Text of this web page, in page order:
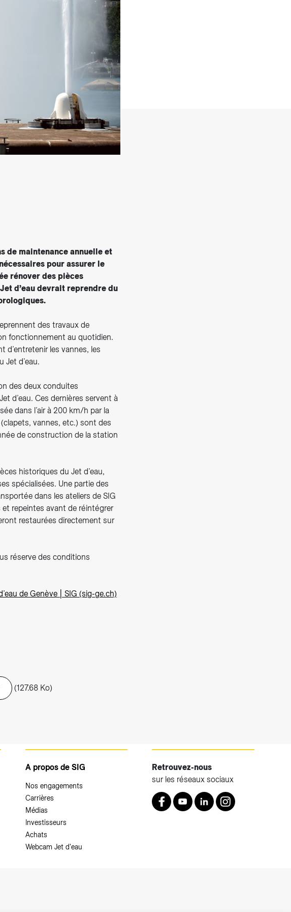
de maintenance annuelle et
pour assurer le
rénover des pièces
d’eau devrait reprendre du
des travaux de
fonctionnement au quotidien.
d’entretenir les vannes, les
Jet d’eau.
des deux conduites
d’eau. Ces dernières servent à
dans l’air à 200 km/h par la
vannes, etc.) sont des
de construction de la station
historiques du Jet d’eau,
spécialisées. Une partie des
dans les ateliers de SIG
repeintes avant de réintégrer
restaurées directement sur
réserve des conditions
de Genève | SIG (sig-ge.ch)
(127.68 Ko)
A propos de SIG
Nos engagements
Carrières
Médias
Investisseurs
Achats
Webcam Jet d'eau
Retrouvez-nous
sur les réseaux sociaux
Retrouvez nous sur Facebook
YoutubeLinkedInInstagram